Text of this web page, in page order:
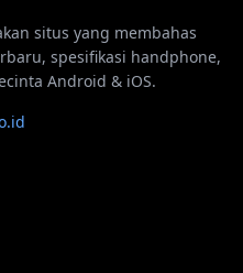
situs yang membahas
spesifikasi handphone,
Android & iOS.